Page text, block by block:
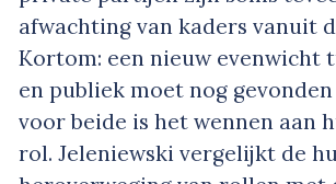
afwachting van kaders vanuit
Kortom: een nieuw evenwicht
en publiek moet nog
voor beide is het wennen aan
rol. Jeleniewski vergelijkt de